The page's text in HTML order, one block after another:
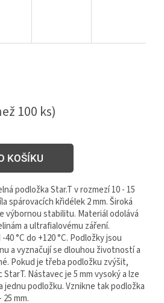
100 ks)
KOŠÍKU
podložka Star.T v rozmezí 10 - 15
spárovacích křidélek 2 mm. Široká
výbornou stabilitu. Materiál odolává
a ultrafialovému záření.
°C do +120 °C. Podložky jsou
a vyznačují se dlouhou životností a
Pokud je třeba podložku zvýšit,
Nástavec je 5 mm vysoký a lze
jednu podložku. Vznikne tak podložka
mm.